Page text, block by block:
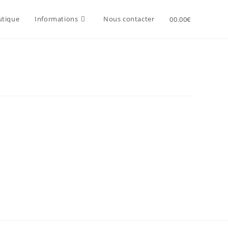
Informations Nous contacter 00.00€